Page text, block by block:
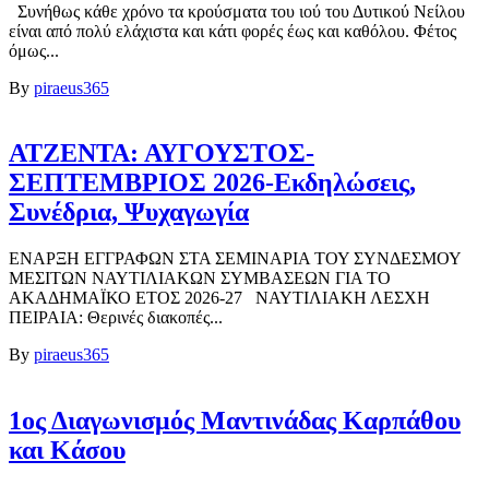
Συνήθως κάθε χρόνο τα κρούσματα του ιού του Δυτικού Νείλου
είναι από πολύ ελάχιστα και κάτι φορές έως και καθόλου. Φέτος
όμως...
By piraeus365
ΑΤΖΕΝΤΑ: ΑΥΓΟΥΣΤΟΣ-
ΣΕΠΤΕΜΒΡΙΟΣ 2026-Εκδηλώσεις,
Συνέδρια, Ψυχαγωγία
ΕΝΑΡΞΗ ΕΓΓΡΑΦΩΝ ΣΤΑ ΣΕΜΙΝΑΡΙΑ ΤΟΥ ΣΥΝΔΕΣΜΟΥ
ΜΕΣΙΤΩΝ ΝΑΥΤΙΛΙΑΚΩΝ ΣΥΜΒΑΣΕΩΝ ΓΙΑ ΤΟ
ΑΚΑΔΗΜΑΪΚΟ ΕΤΟΣ 2026-27 ΝΑΥΤΙΛΙΑΚΗ ΛΕΣΧΗ
ΠΕΙΡΑΙΑ: Θερινές διακοπές...
By piraeus365
1ος Διαγωνισμός Μαντινάδας Καρπάθου
και Κάσου